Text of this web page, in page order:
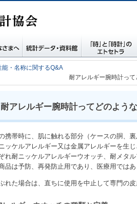
まへ 統計データ・資料館時と時計のエトセ
・名称に関するQ&A
耐アレルギー腕時計っ
耐アレルギー腕時計ってどのよう
携帯時に、肌に触れる部分（ケースの胴、
ッケルアレルギー又は金属アレルギーを生
れ耐ニッケルアレルギーウオッチ、耐メタ
品は予防、再発防止用であり、医療用ではあ
れた場合は、直ちに使用を中止して専門の